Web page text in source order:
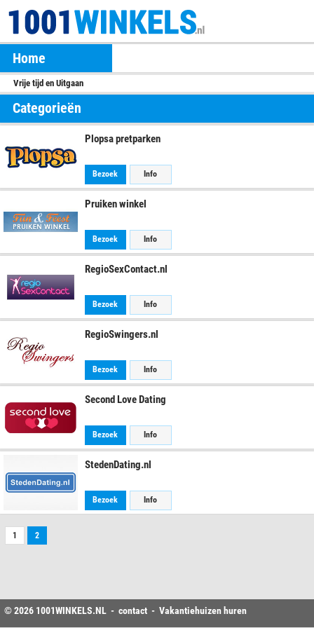
Home
Vrije tijd en Uitgaan
Categorieën
Plopsa pretparken
Bezoek Info
Pruiken winkel
Bezoek Info
RegioSexContact.nl
Bezoek Info
RegioSwingers.nl
Bezoek Info
Second Love Dating
Bezoek Info
StedenDating.nl
Bezoek Info
1 2
© 2026 1001WINKELS.NL - contact - Vakantiehuizen huren